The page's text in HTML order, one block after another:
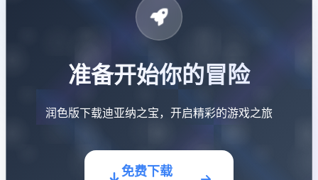
准备开始你的冒险
润色版下载迪亚纳之宝，开启精彩的游戏之旅
免费下载